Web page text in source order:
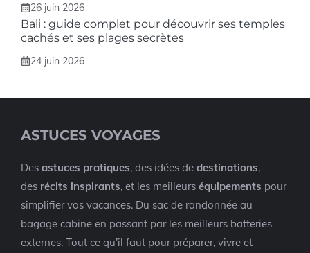
26 juin 2026
Bali : guide complet pour découvrir ses temples
cachés et ses plages secrètes
24 juin 2026
ASTUCES VOYAGES
Des astuces pratiques, des idées de destinations,
des récits inspirants, et les meilleurs équipements pour
simplifier vos vacances. Du sac de randonnée au
bagage cabine en passant par les meilleurs batteries
externes. Tout ce qu’il faut pour préparer, vivre et